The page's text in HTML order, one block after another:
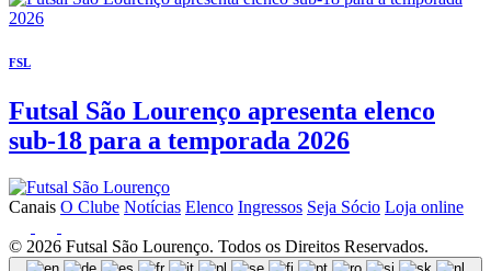
FSL
Futsal São Lourenço apresenta elenco
sub-18 para a temporada 2026
Canais O Clube Notícias Elenco Ingressos Seja Sócio Loja online
© 2026 Futsal São Lourenço. Todos os Direitos Reservados.